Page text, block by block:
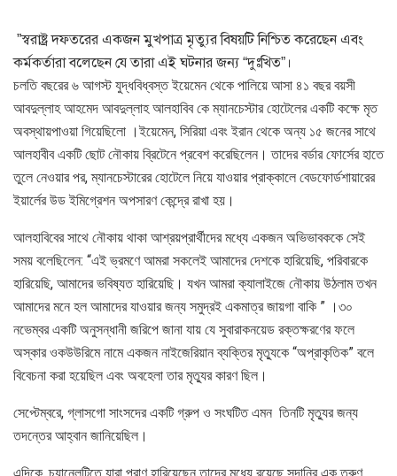
”স্বরাষ্ট্র দফতরের একজন মুখপাত্র মৃত্যুর বিষয়টি নিশ্চিত করেছেন এবং
কর্মকর্তারা বলেছেন যে তারা এই ঘটনার জন্য “দুঃখিত”।
চলতি বছরের ৬ আগস্ট যুদ্ধবিধ্বস্ত ইয়েমেন থেকে পালিয়ে আসা ৪১ বছর বয়সী
আবদুল্লাহ আহমেদ আবদুল্লাহ আলহাবিব কে ম্যানচেস্টার হোটেলের একটি কক্ষে মৃত
অবস্থায়পাওয়া গিয়েছিলো ।ইয়েমেন, সিরিয়া এবং ইরান থেকে অন্য ১৫ জনের সাথে
আলহাবীব একটি ছোট নৌকায় ব্রিটেনে প্রবেশ করেছিলেন। তাদের বর্ডার ফোর্সের হাতে
তুলে নেওয়ার পর, ম্যানচেস্টারের হোটেলে নিয়ে যাওয়ার প্রাক্কালে বেডফোর্ডশায়ারের
ইয়ার্লের উড ইমিগ্রেশন অপসারণ কেন্দ্রে রাখা হয়।
আলহাবিবের সাথে নৌকায় থাকা আশ্রয়প্রার্থীদের মধ্যে একজন অভিভাবককে সেই
সময় বলেছিলেন: “এই ভ্রমণে আমরা সকলেই আমাদের দেশকে হারিয়েছি, পরিবারকে
হারিয়েছি, আমাদের ভবিষ্যত হারিয়েছি। যখন আমরা ক্যালাইজে নৌকায় উঠলাম তখন
আমাদের মনে হল আমাদের যাওয়ার জন্য সমুদ্রই একমাত্র জায়গা বাকি ” ।৩০
নভেম্বর একটি অনুসন্ধানী জরিপে জানা যায় যে সুবারাকনয়েড রক্তক্ষরণের ফলে
অস্কার ওকউউরিমে নামে একজন নাইজেরিয়ান ব্যক্তির মৃত্যুকে “অপ্রাকৃতিক” বলে
বিবেচনা করা হয়েছিল এবং অবহেলা তার মৃত্যুর কারণ ছিল।
সেপ্টেম্বরে, গ্লাসগো সাংসদের একটি গ্রুপ ও সংঘটিত এমন তিনটি মৃত্যুর জন্য
তদন্তের আহ্বান জানিয়েছিল।
এদিকে, চ্যানেলটিতে যারা প্রাণ হারিয়েছেন তাদের মধ্যে রয়েছে সুদানির এক তরুণ